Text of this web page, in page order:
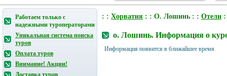
Работаем только с
надежными туроператорами
Уникальная система поиска
туров
Оплата туров
Внимание! Акции!
Доставка туров
: : Хорватия : : О. Лошинь : : Отели
о. Лошинь. Информация о
Информация появится в ближайшее время